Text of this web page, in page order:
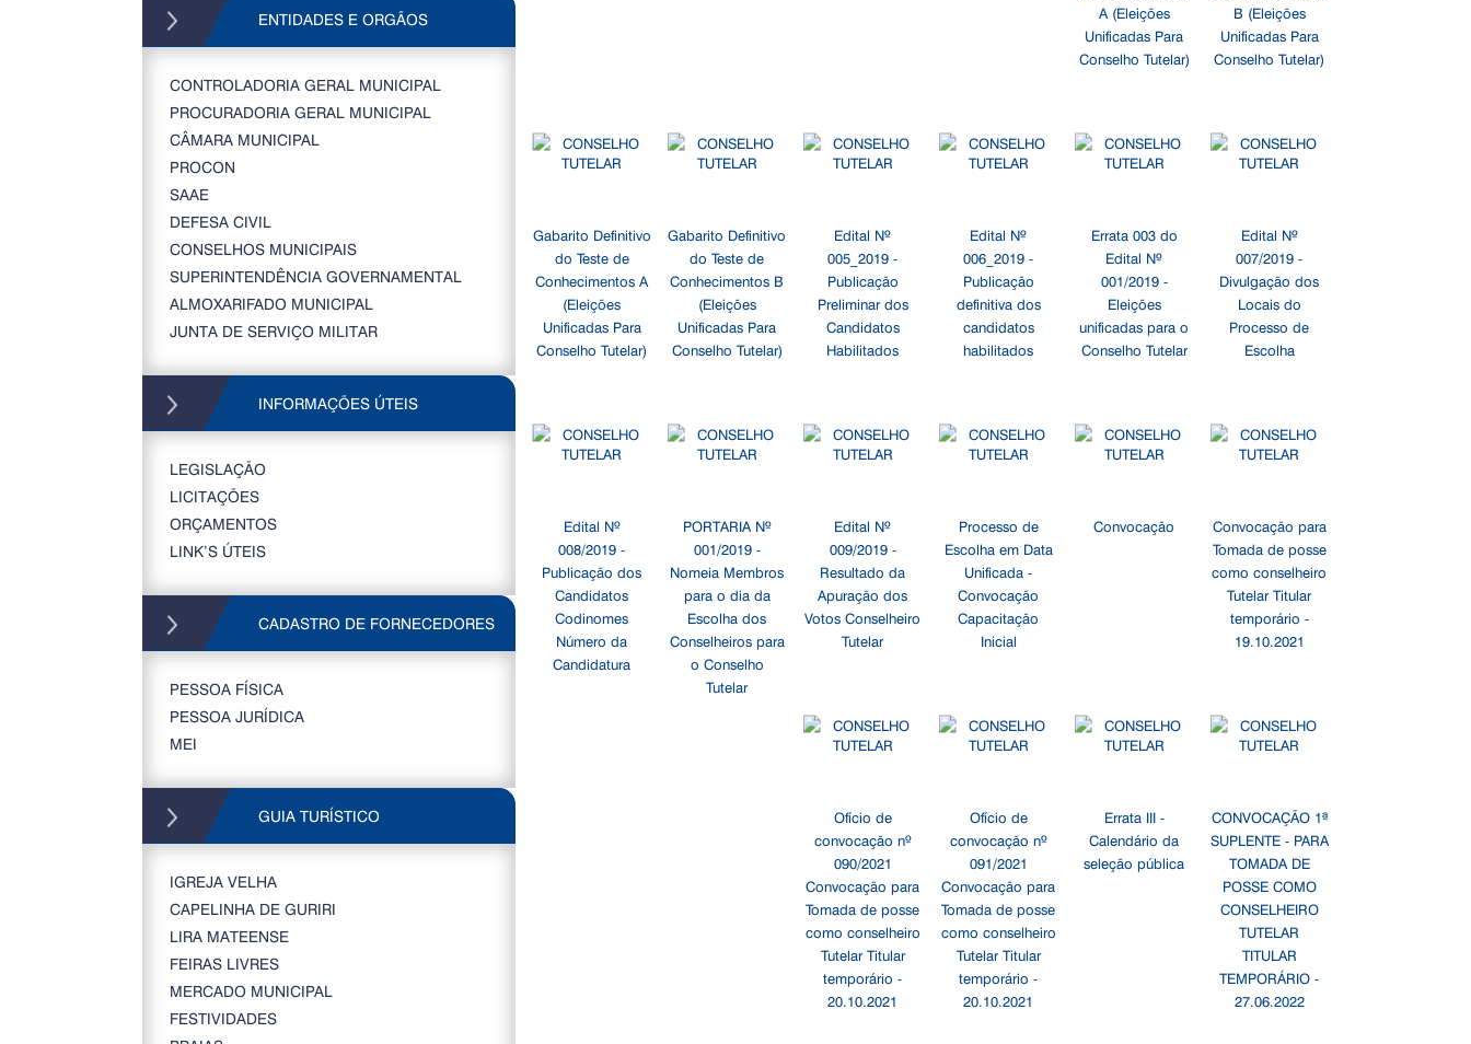
ENTIDADES E ORGÃOS
CONTROLADORIA GERAL MUNICIPAL
PROCURADORIA GERAL MUNICIPAL
CÂMARA MUNICIPAL
PROCON
SAAE
DEFESA CIVIL
CONSELHOS MUNICIPAIS
SUPERINTENDÊNCIA GOVERNAMENTAL
ALMOXARIFADO MUNICIPAL
JUNTA DE SERVIÇO MILITAR
INFORMAÇÕES ÚTEIS
LEGISLAÇÃO
LICITAÇÕES
ORÇAMENTOS
LINK’S ÚTEIS
CADASTRO DE FORNECEDORES
PESSOA FÍSICA
PESSOA JURÍDICA
MEI
GUIA TURÍSTICO
IGREJA VELHA
CAPELINHA DE GURIRI
LIRA MATEENSE
FEIRAS LIVRES
MERCADO MUNICIPAL
FESTIVIDADES
A (Eleições
Unificadas Para
Conselho Tutelar)
B (Eleições
Unificadas Para
Conselho Tutelar)
Gabarito Definitivo
do Teste de
Conhecimentos A
(Eleições
Unificadas Para
Conselho Tutelar)
Gabarito Definitivo
do Teste de
Conhecimentos B
(Eleições
Unificadas Para
Conselho Tutelar)
Edital Nº
005_2019 -
Publicação
Preliminar dos
Candidatos
Habilitados
Edital Nº
006_2019 -
Publicação
definitiva dos
candidatos
habilitados
Errata 003 do
Edital Nº
001/2019 -
Eleições
unificadas para o
Conselho Tutelar
Edital Nº
007/2019 -
Divulgação dos
Locais do
Processo de
Escolha
Edital Nº
008/2019 -
Publicação dos
Candidatos
Codinomes
Número da
Candidatura
PORTARIA Nº
001/2019 -
Nomeia Membros
para o dia da
Escolha dos
Conselheiros para
o Conselho
Tutelar
Edital Nº
009/2019 -
Resultado da
Apuração dos
Votos Conselheiro
Tutelar
Processo de
Escolha em Data
Unificada -
Convocação
Capacitação
Inicial
Convocação
Convocação para
Tomada de posse
como conselheiro
Tutelar Titular
temporário -
19.10.2021
Ofício de
convocação nº
090/2021
Convocação para
Tomada de posse
como conselheiro
Tutelar Titular
temporário -
20.10.2021
Ofício de
convocação nº
091/2021
Convocação para
Tomada de posse
como conselheiro
Tutelar Titular
temporário -
20.10.2021
Errata III -
Calendário da
seleção pública
CONVOCAÇÃO 1ª
SUPLENTE - PARA
TOMADA DE
POSSE COMO
CONSELHEIRO
TUTELAR
TITULAR
TEMPORÁRIO -
27.06.2022